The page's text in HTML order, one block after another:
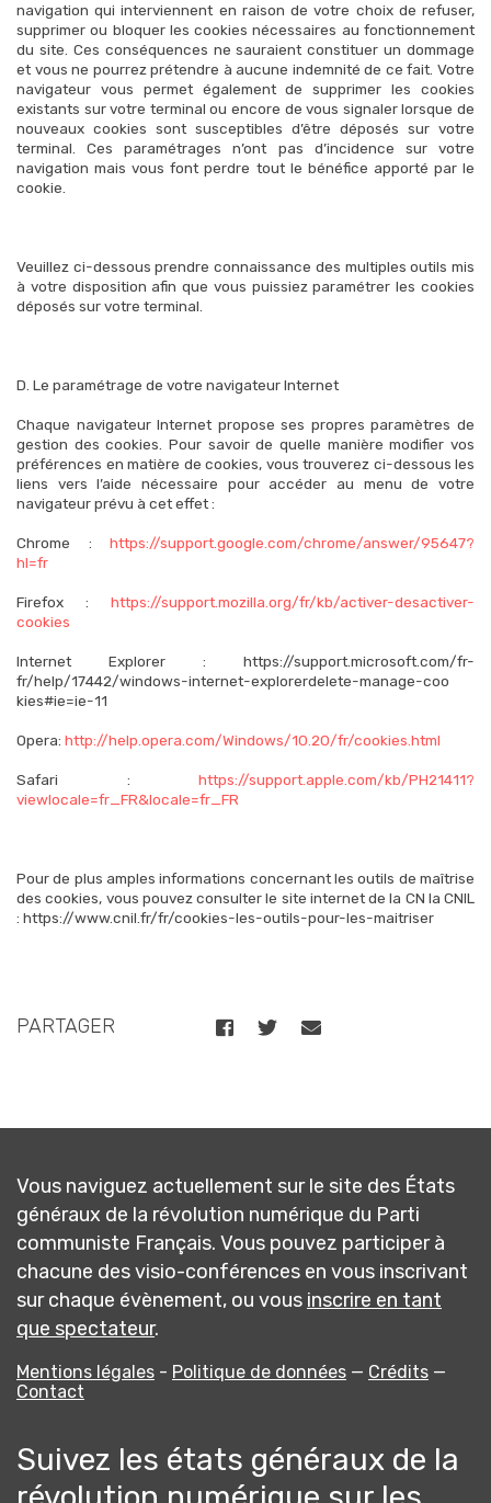
navigation qui interviennent en raison de votre choix de refuser,
supprimer ou bloquer les cookies nécessaires au fonctionnement
du site. Ces conséquences ne sauraient constituer un dommage
et vous ne pourrez prétendre à aucune indemnité de ce fait. Votre
navigateur vous permet également de supprimer les cookies
existants sur votre terminal ou encore de vous signaler lorsque de
nouveaux cookies sont susceptibles d’être déposés sur votre
terminal. Ces paramétrages n’ont pas d’incidence sur votre
navigation mais vous font perdre tout le bénéfice apporté par le
cookie.
Veuillez ci-dessous prendre connaissance des multiples outils mis
à votre disposition afin que vous puissiez paramétrer les cookies
déposés sur votre terminal.
D. Le paramétrage de votre navigateur Internet
Chaque navigateur Internet propose ses propres paramètres de
gestion des cookies. Pour savoir de quelle manière modifier vos
préférences en matière de cookies, vous trouverez ci-dessous les
liens vers l’aide nécessaire pour accéder au menu de votre
navigateur prévu à cet effet :
Chrome : https://support.google.com/chrome/answer/95647?
hl=fr
Firefox : https://support.mozilla.org/fr/kb/activer-desactiver-
cookies
Internet Explorer : https://support.microsoft.com/fr-
fr/help/17442/windows-internet-explorerdelete-manage-coo
kies#ie=ie-11
Opera: http://help.opera.com/Windows/10.20/fr/cookies.html
Safari : https://support.apple.com/kb/PH21411?
viewlocale=fr_FR&locale=fr_FR
Pour de plus amples informations concernant les outils de maîtrise
des cookies, vous pouvez consulter le site internet de la CN la CNIL
: https://www.cnil.fr/fr/cookies-les-outils-pour-les-maitriser
PARTAGER
Vous naviguez actuellement sur le site des États
généraux de la révolution numérique du Parti
communiste Français. Vous pouvez participer à
chacune des visio-conférences en vous inscrivant
sur chaque évènement, ou vous inscrire en tant
que spectateur.
Mentions légales - Politique de données — Crédits —
Contact
Suivez les états généraux de la